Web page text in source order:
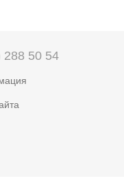
288 50 54